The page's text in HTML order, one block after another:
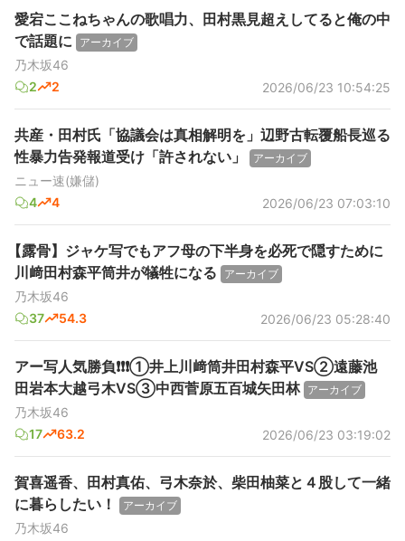
愛宕ここねちゃんの歌唱力、田村黒見超えしてると俺の中
で話題に
アーカイブ
乃木坂46
2
2 2026/06/23 10:54:25
共産・田村氏「協議会は真相解明を」辺野古転覆船長巡る
性暴力告発報道受け「許されない」
アーカイブ
ニュー速(嫌儲)
4
4 2026/06/23 07:03:10
【露骨】ジャケ写でもアフ母の下半身を必死で隠すために
川﨑田村森平筒井が犠牲になる
アーカイブ
乃木坂46
37
54.3 2026/06/23 05:28:40
アー写人気勝負❗️❗️❗️①井上川﨑筒井田村森平VS②遠藤池
田岩本大越弓木VS③中西菅原五百城矢田林 アーカイブ
乃木坂46
17
63.2 2026/06/23 03:19:02
賀喜遥香、田村真佑、弓木奈於、柴田柚菜と４股して一緒
に暮らしたい！
アーカイブ
乃木坂46